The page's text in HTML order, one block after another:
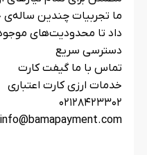
ما تجربیات چندین ساله‌ی
داد تا محدودیت‌های موجود
دسترسی سریع
تماس با ما گیفت کارت
خدمات ارزی کارت اعتباری
۰۲۱۲۸۴۲۳۳۰۲
info@bamapayment.com